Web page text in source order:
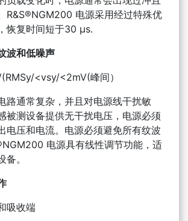
R&S®NGM200 电源采用经过特殊优
恢复时间短于30 μs.
波和低噪声
<vsy/<2mV(峰间）
路通常复杂，并且对电源线干扰敏
被测设备提供无干扰电压，电源必须
电压和电流。电源必须避免所有纹波
电源具有线性调节功能，适
。
吸收端